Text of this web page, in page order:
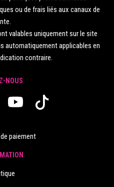
ou de frais liés aux canaux de
valables uniquement sur le site
automatiquement applicables en
contraire.
NOUS